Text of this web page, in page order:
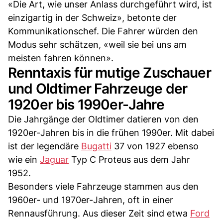
«Die Art, wie unser Anlass durchgeführt wird, ist
einzigartig in der Schweiz», betonte der
Kommunikationschef. Die Fahrer würden den
Modus sehr schätzen, «weil sie bei uns am
meisten fahren können».
Renntaxis für mutige Zuschauer
und Oldtimer Fahrzeuge der
1920er bis 1990er-Jahre
Die Jahrgänge der Oldtimer datieren von den
1920er-Jahren bis in die frühen 1990er. Mit dabei
ist der legendäre Bugatti 37 von 1927 ebenso
wie ein Jaguar Typ C Proteus aus dem Jahr
1952.
Besonders viele Fahrzeuge stammen aus den
1960er- und 1970er-Jahren, oft in einer
Rennausführung. Aus dieser Zeit sind etwa Ford